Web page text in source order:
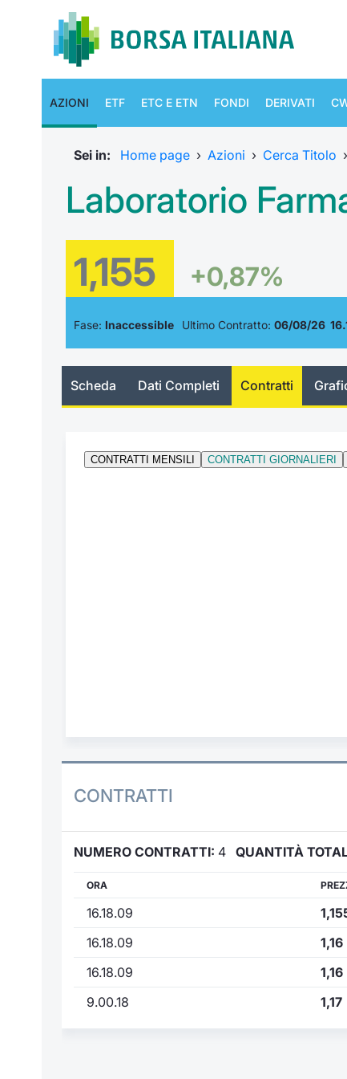
AZIONI ETF ETC E ETN FONDI DERIVATI
Sei in: Home page › Azioni › Cerca Titolo ›
Laboratorio
1,155 +0,87%
Fase: Inaccessible Ultimo Contratto: 06/08/26
Scheda Dati Completi Contratti
CONTRATTI
NUMERO CONTRATTI: 4 QUANTITÀ
ORA
16.18.09
16.18.09
1,16
16.18.09
1,16
9.00.18
1,17